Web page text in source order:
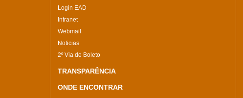
Login EAD
Intranet
Webmail
Noticias
2º Via de Boleto
TRANSPARÊNCIA
ONDE ENCONTRAR